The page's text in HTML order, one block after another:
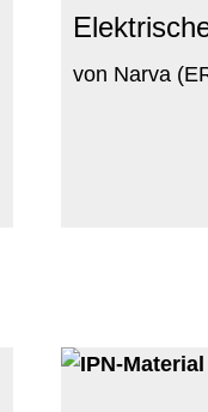
von Narva